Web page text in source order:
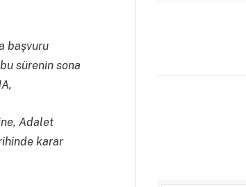
başvuru
sürenin sona
Adalet
karar